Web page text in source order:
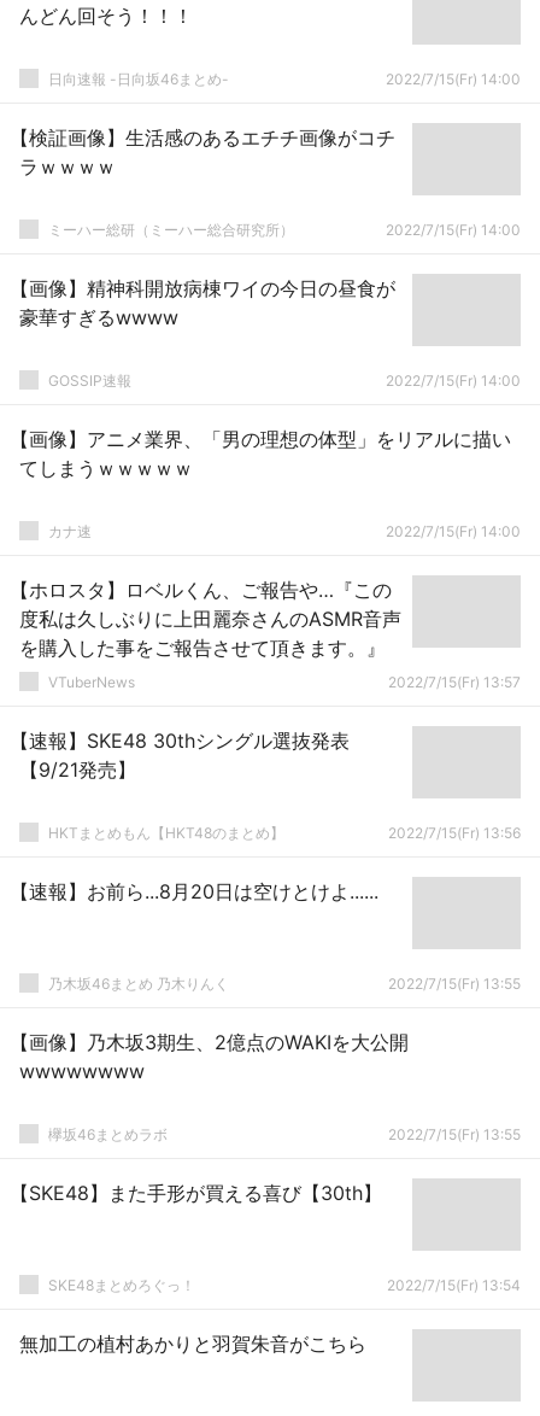
んどん回そう！！！
日向速報 -日向坂46まとめ- 2022/7/15(Fr) 14:00
【検証画像】生活感のあるエチチ画像がコチ
ラｗｗｗｗ
ミーハー総研（ミーハー総合研究所） 2022/7/15(Fr) 14:00
【画像】精神科開放病棟ワイの今日の昼食が
豪華すぎるwwww
GOSSIP速報 2022/7/15(Fr) 14:00
【画像】アニメ業界、「男の理想の体型」をリアルに描い
てしまうｗｗｗｗｗ
カナ速 2022/7/15(Fr) 14:00
【ホロスタ】ロベルくん、ご報告や…『この
度私は久しぶりに上田麗奈さんのASMR音声
を購入した事をご報告させて頂きます。』
VTuberNews 2022/7/15(Fr) 13:57
【速報】SKE48 30thシングル選抜発表
【9/21発売】
HKTまとめもん【HKT48のまとめ】 2022/7/15(Fr) 13:56
【速報】お前ら...8月20日は空けとけよ......
乃木坂46まとめ 乃木りんく 2022/7/15(Fr) 13:55
【画像】乃木坂3期生、2億点のWAKIを大公開
wwwwwwww
欅坂46まとめラボ 2022/7/15(Fr) 13:55
【SKE48】また手形が買える喜び【30th】
SKE48まとめろぐっ！ 2022/7/15(Fr) 13:54
無加工の植村あかりと羽賀朱音がこちら